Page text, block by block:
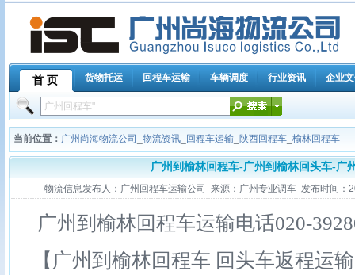
首 页 货物托运 回程车运输 车辆调度 行业资讯 企业
当前位置： 广州尚海物流公司 物流资讯 回程车运输 陕西回程车 榆林回程车
广州到榆林回程车-广州到榆林回头车-广
物流信息发布人：广州回程车运输公司 来源：广州专业调车 发布时间：
广州到榆林回程车运输电话020-
【广州到榆林回程车 回头车返程运